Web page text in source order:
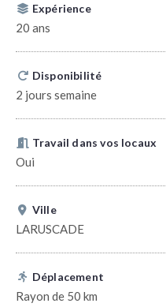
Expérience
20 ans
Disponibilité
2 jours semaine
Travail dans vos locaux
Oui
Ville
LARUSCADE
Déplacement
Rayon de 50 km